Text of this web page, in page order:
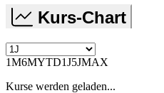
Kurs-Chart
1M6MYTD1J5JMAX
Kurse werden geladen...